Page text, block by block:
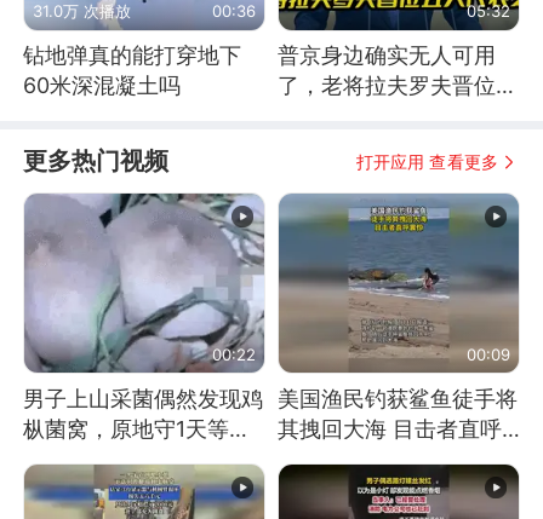
31.0万 次播放 00:36
钻地弹真的能打穿地下
60米深混凝土吗
05:32
普京身边确实无人可用
了，老将拉夫罗夫晋位五
更多热门视频 打开应用 查看更多
00:22
男子上山采菌偶然发现鸡
枞菌窝，原地守1天等它
长大：挖了140多朵
00:09
美国渔民钓获鲨鱼徒手将
其拽回大海 目击者直呼
震惊 （视频来源：参考
消息）